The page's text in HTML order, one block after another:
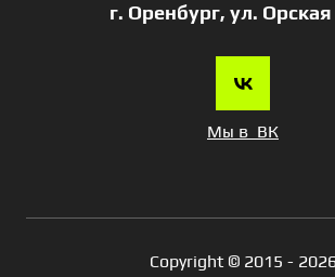
г. Оренбург, ул.
Мы в ВК
Copyright © 2015 -